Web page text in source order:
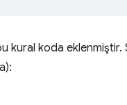
kural koda eklenmiştir.